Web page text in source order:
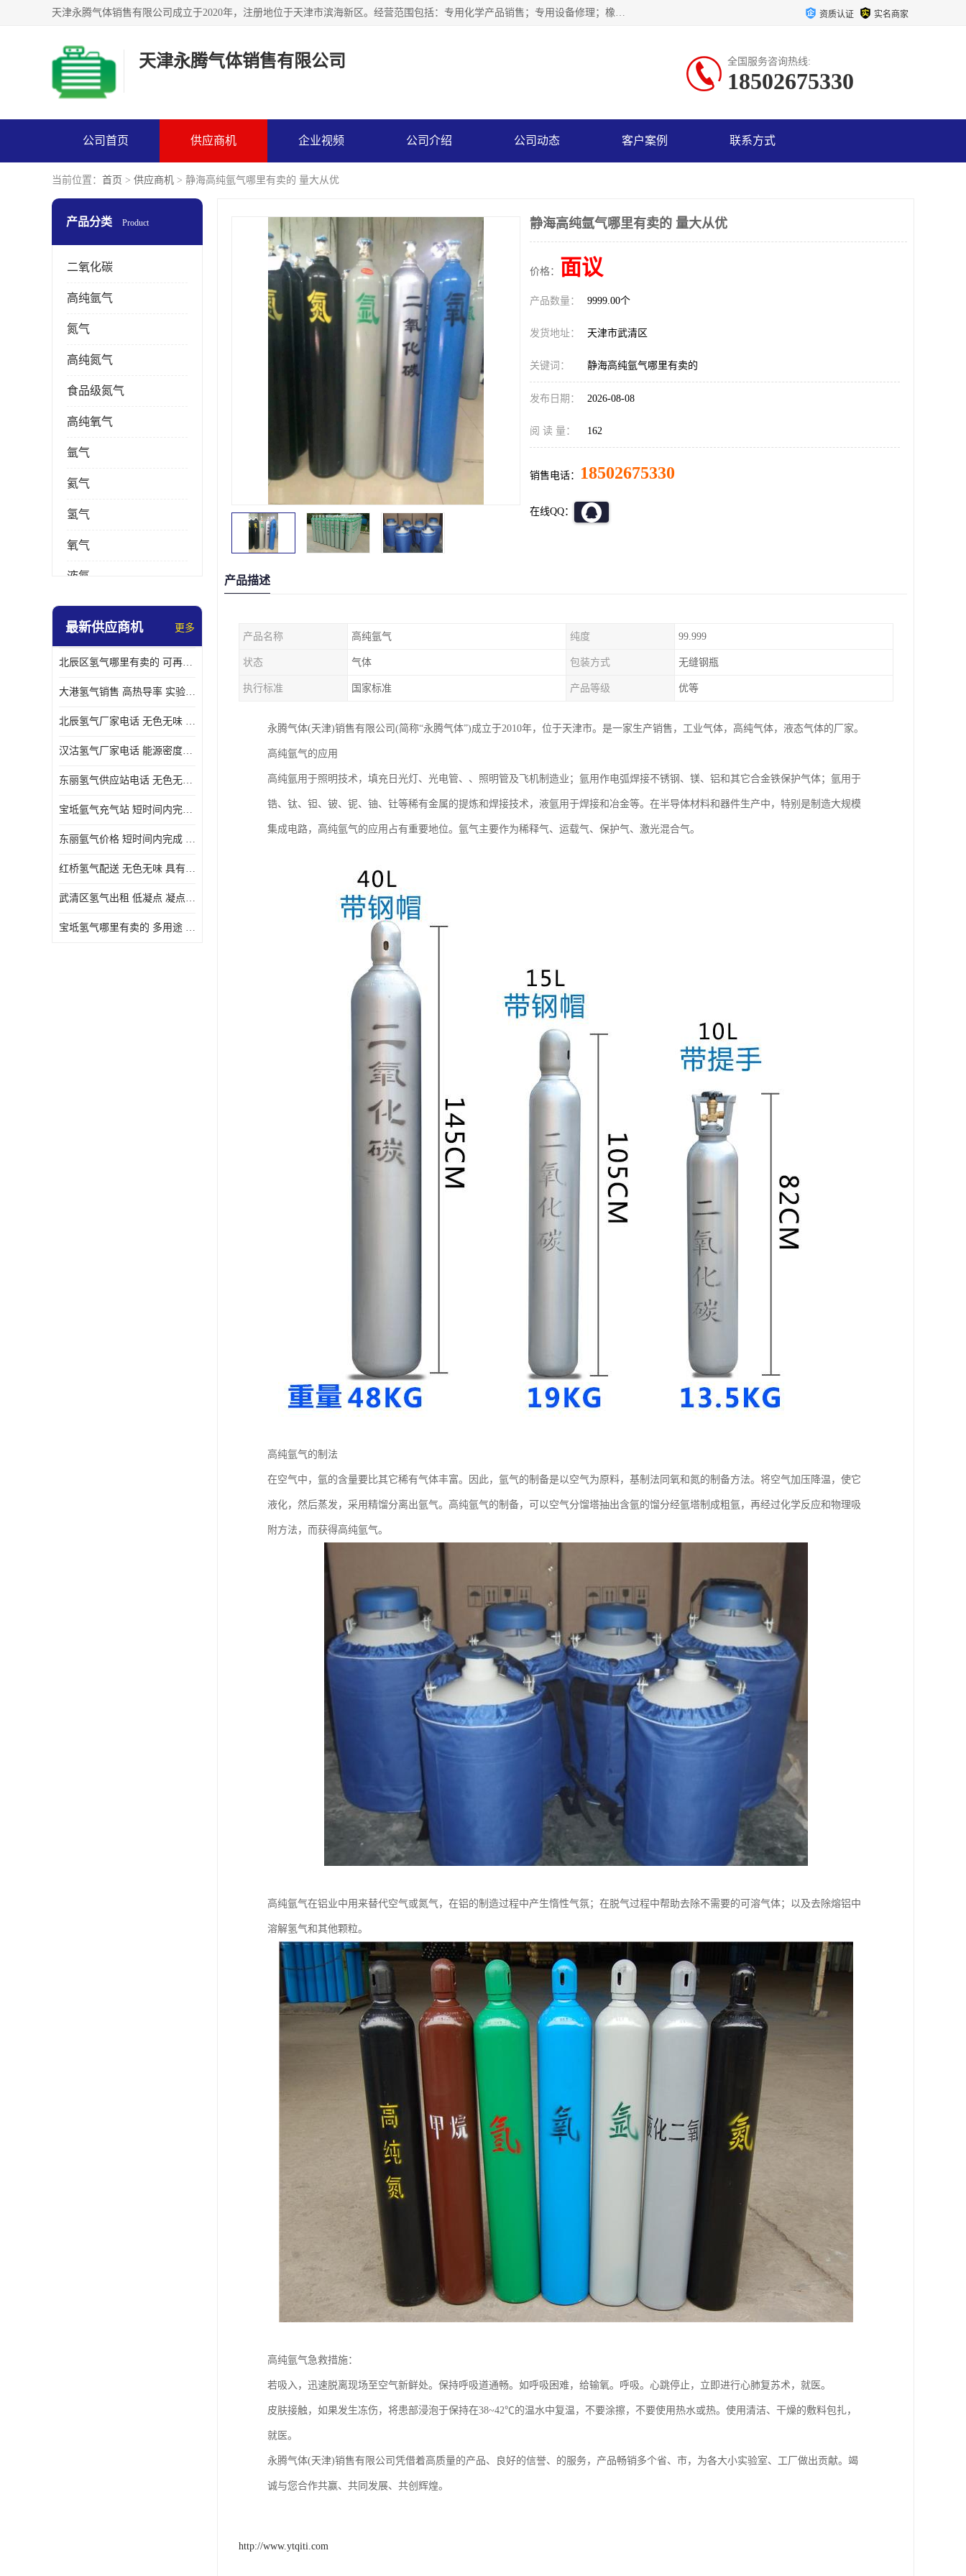
天津永腾气体销售有限公司成立于2020年，注册地位于天津市滨海新区。经营范围包括：专用化学产品销售；专用设备修理；橡胶制品销售；气体压缩机械销售；特种设备销售；仪器仪表销售；机械设备租赁；五金产品批发；食品添加剂销售等，主要供应：氧气、乙炔、氮气、氩气、氢气、氦气、液氨、液氮、一氧化碳、二氧化碳等，各种工业气体，高纯气体，食品级气体。 资质认证 实名商家
天津永腾气体销售有限公司 全国服务咨询热线:
18502675330
公司首页 供应商机 企业视频 公司介绍 公司动态 客户案例 联系方式
当前位置： 首页 > 供应商机 > 静海高纯氩气哪里有卖的 量大从优
产品分类 Product
二氧化碳
高纯氩气
氮气
高纯氮气
食品级氮气
高纯氧气
氩气
氦气
氢气
氧气
液氮
乙炔
最新供应商机 更多
北辰区氢气哪里有卖的 可再生 实验室应用
大港氢气销售 高热导率 实验室应用
北辰氢气厂家电话 无色无味 凝点为-259
汉沽氢气厂家电话 能源密度高 储存和传输便利
东丽氢气供应站电话 无色无味 储存和传输便利
宝坻氩气充气站 短时间内完成 人员经过培训
东丽氩气价格 短时间内完成 物流管理优良
红桥氢气配送 无色无味 具有较低的密度
武清区氢气出租 低凝点 凝点为-259
宝坻氢气哪里有卖的 多用途 可以在空气中上升
静海高纯氩气哪里有卖的 量大从优
价格： 面议
产品数量： 9999.00个
发货地址： 天津市武清区
关键词： 静海高纯氩气哪里有卖的
发布日期： 2026-08-08
阅 读 量： 162
销售电话： 18502675330
在线QQ：
产品描述
产品名称 高纯氩气 纯度 99.999
状态 气体 包装方式 无缝钢瓶
执行标准 国家标准 产品等级 优等
永腾气体(天津)销售有限公司(简称“永腾气体”)成立于2010年，位于天津市。是一家生产销售，工业气体，高纯气体，液态气体的厂家。
高纯氩气的应用
高纯氩用于照明技术，填充日光灯、光电管、、照明管及飞机制造业；氩用作电弧焊接不锈钢、镁、铝和其它合金铁保护气体；氩用于
锆、钛、钽、铍、铌、铀、钍等稀有金属的提炼和焊接技术，液氩用于焊接和冶金等。在半导体材料和器件生产中，特别是制造大规模
集成电路，高纯氩气的应用占有重要地位。氩气主要作为稀释气、运载气、保护气、激光混合气。
高纯氩气的制法
在空气中，氩的含量要比其它稀有气体丰富。因此，氩气的制备是以空气为原料，基制法同氧和氮的制备方法。将空气加压降温，使它
液化，然后蒸发，采用精馏分离出氩气。高纯氩气的制备，可以空气分馏塔抽出含氩的馏分经氩塔制成粗氩，再经过化学反应和物理吸
附方法，而获得高纯氩气。
高纯氩气在铝业中用来替代空气或氮气，在铝的制造过程中产生惰性气氛；在脱气过程中帮助去除不需要的可溶气体；以及去除熔铝中
溶解氢气和其他颗粒。
高纯氩气急救措施：
若吸入，迅速脱离现场至空气新鲜处。保持呼吸道通畅。如呼吸困难，给输氧。呼吸。心跳停止，立即进行心肺复苏术，就医。
皮肤接触，如果发生冻伤，将患部浸泡于保持在38~42℃的温水中复温，不要涂擦，不要使用热水或热。使用清洁、干燥的敷料包扎，
就医。
永腾气体(天津)销售有限公司凭借着高质量的产品、良好的信誉、的服务，产品畅销多个省、市，为各大小实验室、工厂做出贡献。竭
诚与您合作共赢、共同发展、共创辉煌。
http://www.ytqiti.com